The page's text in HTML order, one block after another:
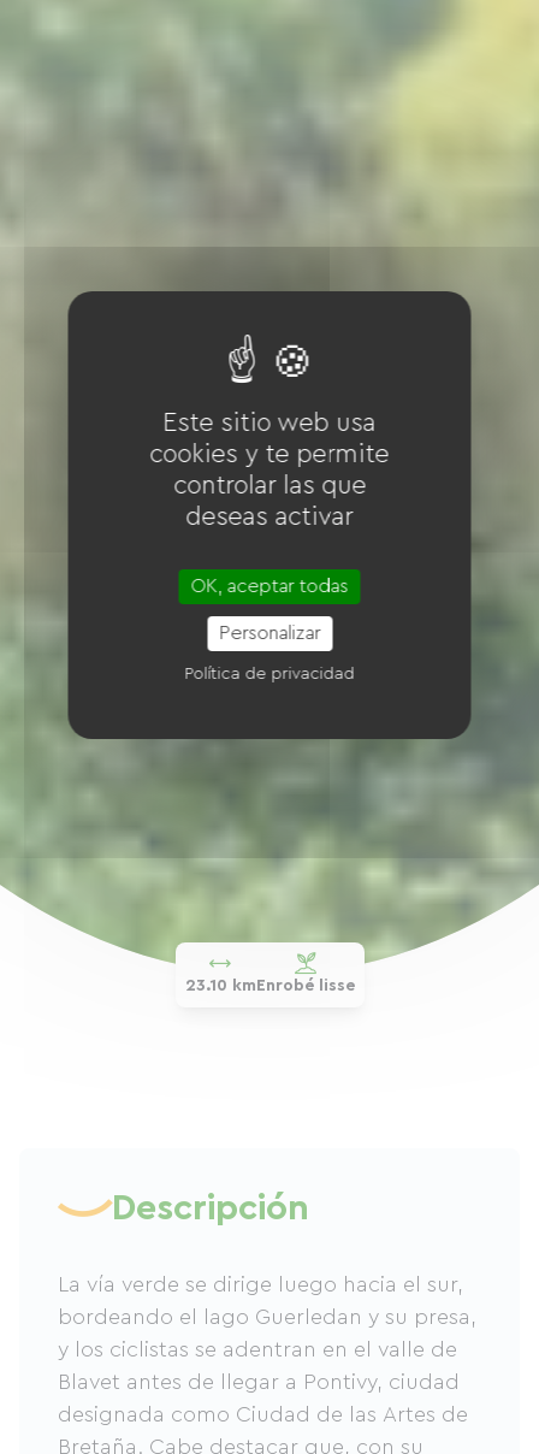
23.10 kmEnrobé lisse
Descripción
La vía verde se dirige luego hacia el sur,
bordeando el lago Guerledan y su presa,
y los ciclistas se adentran en el valle de
Blavet antes de llegar a Pontivy, ciudad
designada como Ciudad de las Artes de
Bretaña. Cabe destacar que, con su
Este sitio web usa
cookies y te permite
controlar las que
deseas activar
OK, aceptar todas
Personalizar
Política de privacidad